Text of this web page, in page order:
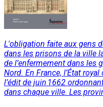
L'obligation faite aux gens
dans les prisons de la ville
de l’enfermement dans les
Nord. En France, l’État
l’édit de juin 1662
dans chaque ville. Les